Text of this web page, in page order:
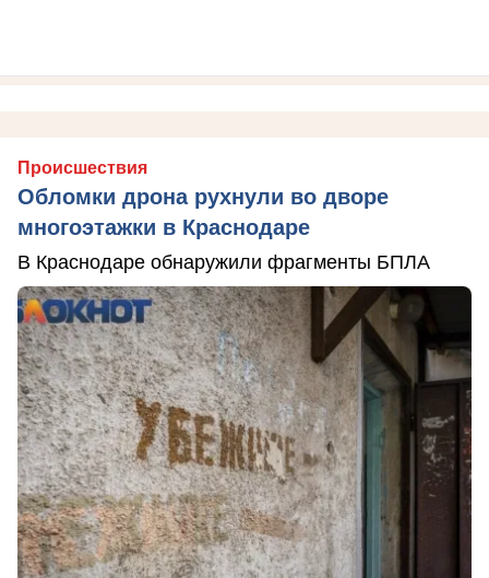
Происшествия
Обломки дрона рухнули во дворе
многоэтажки в Краснодаре
В Краснодаре обнаружили фрагменты БПЛА